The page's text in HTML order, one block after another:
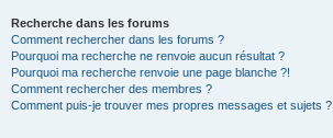
Recherche dans les forums
Comment rechercher dans les forums ?
Pourquoi ma recherche ne renvoie aucun résultat ?
Pourquoi ma recherche renvoie une page blanche ?!
Comment rechercher des membres ?
Comment puis-je trouver mes propres messages et sujets ?